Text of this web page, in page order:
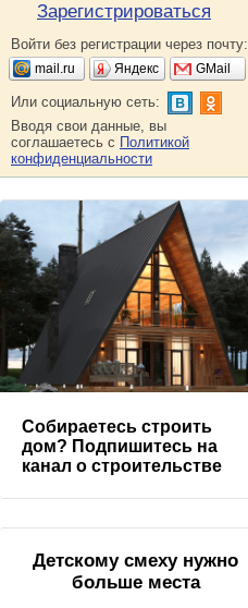
Зарегистрироваться
Войти без регистрации через почту:
mail.ru Яндекс GMail
Или социальную сеть:
Вводя свои данные, вы
соглашаетесь с Политикой
конфиденциальности
Собираетесь строить
дом? Подпишитесь на
канал о строительстве
Детскому смеху нужно
больше места